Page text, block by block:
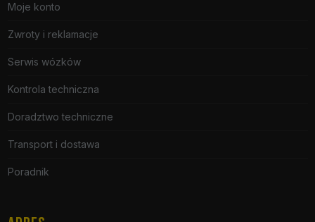
Moje konto
Zwroty i reklamacje
Serwis wózków
Kontrola techniczna
Doradztwo techniczne
Transport i dostawa
Poradnik